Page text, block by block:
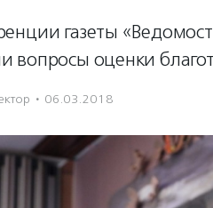
газеты
вопросы оценки
· 06.03.2018